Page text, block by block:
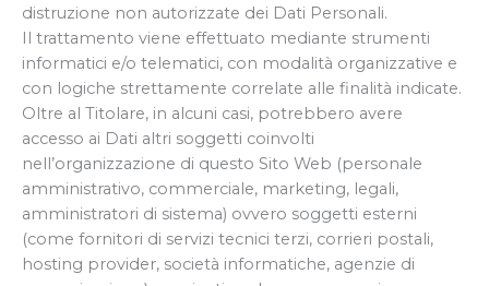
distruzione non autorizzate dei Dati Personali.
Il trattamento viene effettuato mediante strumenti
informatici e/o telematici, con modalità organizzative e
con logiche strettamente correlate alle finalità indicate.
Oltre al Titolare, in alcuni casi, potrebbero avere
accesso ai Dati altri soggetti coinvolti
nell’organizzazione di questo Sito Web (personale
amministrativo, commerciale, marketing, legali,
amministratori di sistema) ovvero soggetti esterni
(come fornitori di servizi tecnici terzi, corrieri postali,
hosting provider, società informatiche, agenzie di